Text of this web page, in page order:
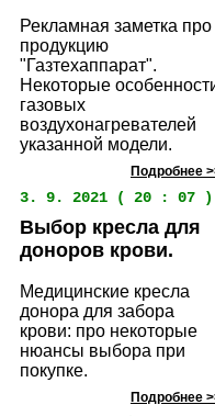
Рекламная заметка про
продукцию
"Газтехаппарат".
Некоторые
газовых
воздухонагревателей
указанной модели.
Подробнее
3. 9. 2021 ( 20 : 07 )
Выбор кресла для
доноров крови.
Медицинские кресла
донора для забора
крови: про некоторые
нюансы выбора при
покупке.
Подробнее